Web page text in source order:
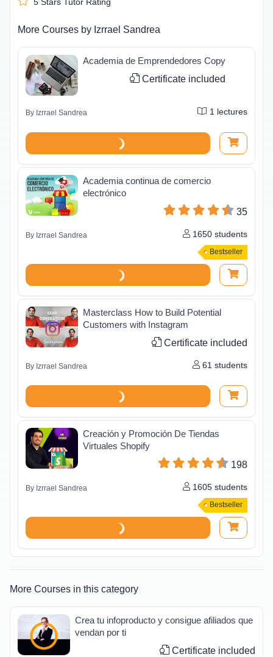
More Courses by Izrrael Sandrea
Academia de Emprendedores Copy
Certificate included
By Izrrael Sandrea 1 lectures
Academia continua de comercio
electrónico
35
By Izrrael Sandrea 1650 students
Bestseller
Masterclass How to Build Potential
Customers with Instagram
Certificate included
By Izrrael Sandrea 61 students
Creación y Promoción De Tiendas
Virtuales Shopify
198
By Izrrael Sandrea 1605 students
Bestseller
More Courses in this category
Crea tu infoproducto y consigue afiliados que
vendan por ti
Certificate included